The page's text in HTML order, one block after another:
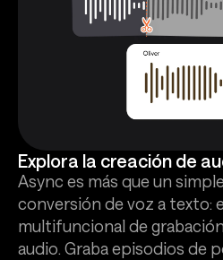
Explora la creación de
Async es más que un
conversión de voz a texto:
multifuncional de
audio. Graba episodios de